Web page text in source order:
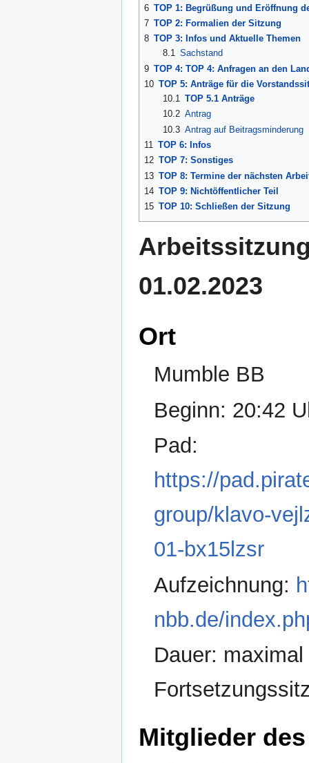
6 TOP 1: Begrüßung und Eröffnung
7 TOP 2: Formalien der Sitzung
8 TOP 3: Infos und Aktuelle Themen
8.1 Sachstand
9 TOP 4: TOP 4: Anfragen an den
10 TOP 5: Anträge für die
10.1 TOP 5.1 Anträge
10.2 Antrag
10.3 Antrag auf Beitragsminderung
11 TOP 6: Infos
12 TOP 7: Sonstiges
13 TOP 8: Termine der nächsten
14 TOP 9: Nichtöffentlicher Teil
15 TOP 10: Schließen der Sitzung
01.02.2023
Ort
Mumble BB
Beginn: 20:42
Pad:
https://
group/klavo-
01-bx15lzsr
Aufzeichnung:
nbb.de/
Dauer:
Mitglieder